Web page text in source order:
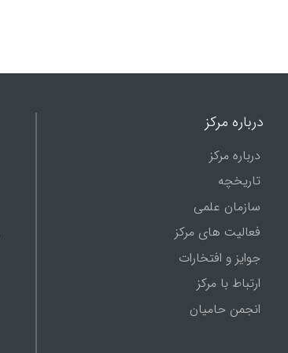
درباره مرکز
درباره مرکز
تاریخچه
سازمان علمی
فعالیت های مرکز
جوایز و افتخارات
ارتباط با مرکز
انجمن حامیان